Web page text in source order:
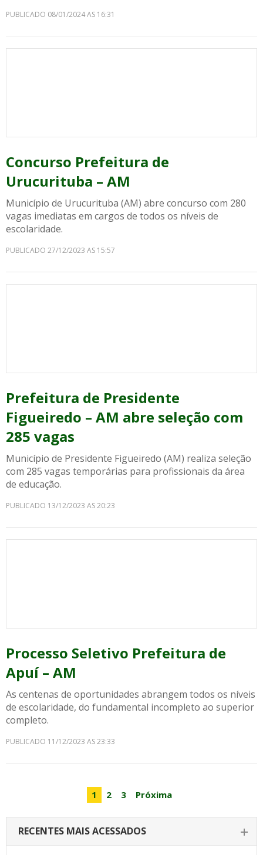
PUBLICADO 08/01/2024 AS 16:31
Concurso Prefeitura de
Urucurituba – AM
Município de Urucurituba (AM) abre concurso com 280
vagas imediatas em cargos de todos os níveis de
escolaridade.
PUBLICADO 27/12/2023 AS 15:57
Prefeitura de Presidente
Figueiredo – AM abre seleção com
285 vagas
Município de Presidente Figueiredo (AM) realiza seleção
com 285 vagas temporárias para profissionais da área
de educação.
PUBLICADO 13/12/2023 AS 20:23
Processo Seletivo Prefeitura de
Apuí – AM
As centenas de oportunidades abrangem todos os níveis
de escolaridade, do fundamental incompleto ao superior
completo.
PUBLICADO 11/12/2023 AS 23:33
1 2 3 Próxima
RECENTES MAIS ACESSADOS